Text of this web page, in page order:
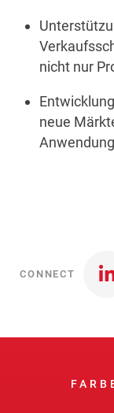
CONNECT
nicht nur
neue